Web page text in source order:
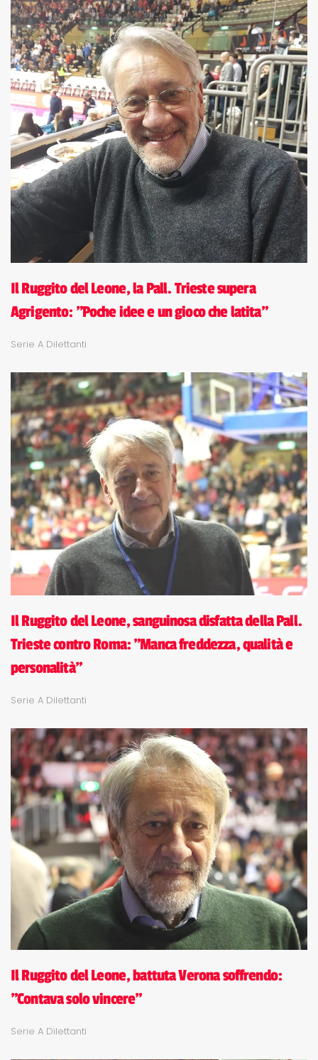
Il Ruggito del Leone, la Pall. Trieste supera
Agrigento: "Poche idee e un gioco che latita"
Serie A Dilettanti
Il Ruggito del Leone, sanguinosa disfatta della Pall.
Trieste contro Roma: "Manca freddezza, qualità e
personalità"
Serie A Dilettanti
Il Ruggito del Leone, battuta Verona soffrendo:
"Contava solo vincere"
Serie A Dilettanti